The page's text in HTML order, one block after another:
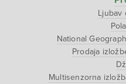
Ljubav
National
Prodaja
Multisenzorna